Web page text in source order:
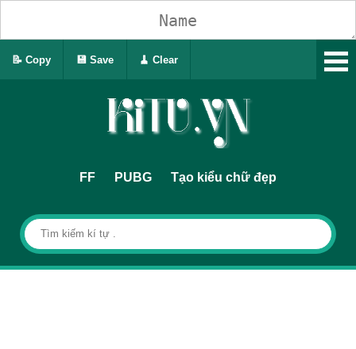
FF PUBG Tạo kiểu chữ đẹp
📝 Copy 💾 Save 🧹 Clear